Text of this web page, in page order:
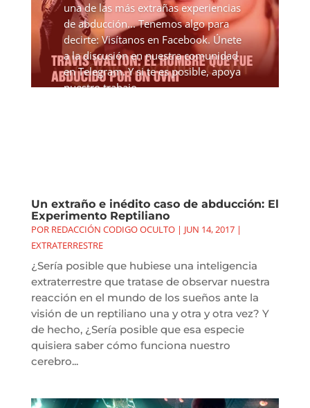
una de las más extrañas experiencias
de abducción... Tenemos algo para
decirte: Visítanos en Facebook. Únete
a la discusión en nuestra comunidad
en Telegram. Y si te es posible, apoya
nuestro trabajo...
Un extraño e inédito caso de abducción: El
Experimento Reptiliano
POR REDACCIÓN CODIGO OCULTO| JUN 14, 2017|
EXTRATERRESTRE
¿Sería posible que hubiese una inteligencia
extraterrestre que tratase de observar nuestra
reacción en el mundo de los sueños ante la
visión de un reptiliano una y otra y otra vez? Y
de hecho, ¿Sería posible que esa especie
quisiera saber cómo funciona nuestro
cerebro...